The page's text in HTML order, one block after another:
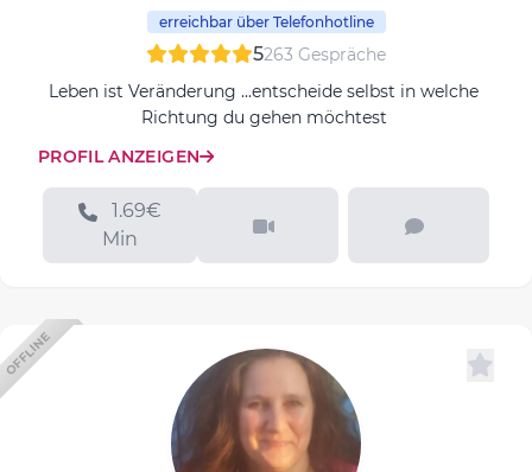
erreichbar über Telefonhotline
5263 Gespräche
Leben ist Veränderung ...entscheide selbst in welche
Richtung du gehen möchtest
PROFIL ANZEIGEN
1.69€
Min
OFFLINE